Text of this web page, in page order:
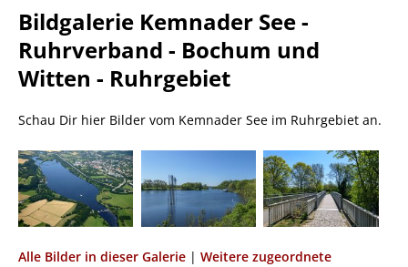
Bildgalerie Kemnader See -
Ruhrverband - Bochum und
Witten - Ruhrgebiet
Schau Dir hier Bilder vom Kemnader See im Ruhrgebiet an.
Alle Bilder in dieser Galerie | Weitere zugeordnete